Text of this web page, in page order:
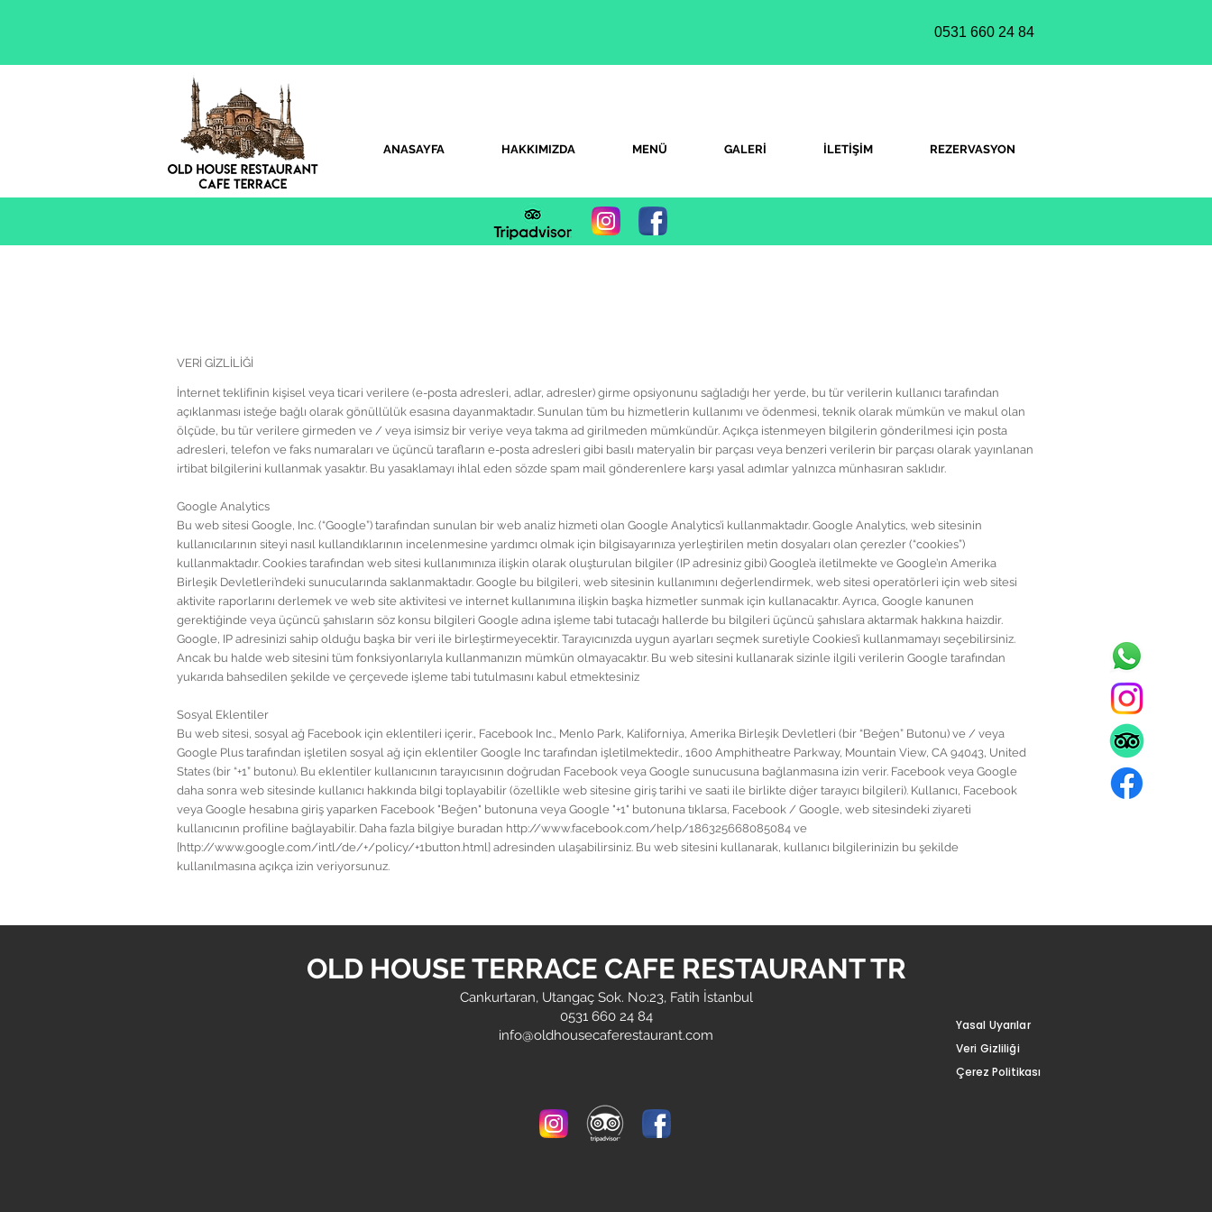
0531 660 24 84
ANASAYFA HAKKIMIZDA MENÜ GALERİ İLETİŞİM REZERVASYON
VERİ GİZLİLİĞİ
İnternet teklifinin kişisel veya ticari verilere (e-posta adresleri, adlar, adresler) girme opsiyonunu sağladığı her yerde, bu tür verilerin kullanıcı tarafından
açıklanması isteğe bağlı olarak gönüllülük esasına dayanmaktadır. Sunulan tüm bu hizmetlerin kullanımı ve ödenmesi, teknik olarak mümkün ve makul olan
ölçüde, bu tür verilere girmeden ve / veya isimsiz bir veriye veya takma ad girilmeden mümkündür. Açıkça istenmeyen bilgilerin gönderilmesi için posta
adresleri, telefon ve faks numaraları ve üçüncü tarafların e-posta adresleri gibi basılı materyalin bir parçası veya benzeri verilerin bir parçası olarak yayınlanan
irtibat bilgilerini kullanmak yasaktır. Bu yasaklamayı ihlal eden sözde spam mail gönderenlere karşı yasal adımlar yalnızca münhasıran saklıdır.
Google Analytics
Bu web sitesi Google, Inc. (“Google”) tarafından sunulan bir web analiz hizmeti olan Google Analytics’i kullanmaktadır. Google Analytics, web sitesinin
kullanıcılarının siteyi nasıl kullandıklarının incelenmesine yardımcı olmak için bilgisayarınıza yerleştirilen metin dosyaları olan çerezler (“cookies”)
kullanmaktadır. Cookies tarafından web sitesi kullanımınıza ilişkin olarak oluşturulan bilgiler (IP adresiniz gibi) Google’a iletilmekte ve Google’ın Amerika
Birleşik Devletleri’ndeki sunucularında saklanmaktadır. Google bu bilgileri, web sitesinin kullanımını değerlendirmek, web sitesi operatörleri için web sitesi
aktivite raporlarını derlemek ve web site aktivitesi ve internet kullanımına ilişkin başka hizmetler sunmak için kullanacaktır. Ayrıca, Google kanunen
gerektiğinde veya üçüncü şahısların söz konsu bilgileri Google adına işleme tabi tutacağı hallerde bu bilgileri üçüncü şahıslara aktarmak hakkına haizdir.
Google, IP adresinizi sahip olduğu başka bir veri ile birleştirmeyecektir. Tarayıcınızda uygun ayarları seçmek suretiyle Cookies’i kullanmamayı seçebilirsiniz.
Ancak bu halde web sitesini tüm fonksiyonlarıyla kullanmanızın mümkün olmayacaktır. Bu web sitesini kullanarak sizinle ilgili verilerin Google tarafından
yukarıda bahsedilen şekilde ve çerçevede işleme tabi tutulmasını kabul etmektesiniz
Sosyal Eklentiler
Bu web sitesi, sosyal ağ Facebook için eklentileri içerir., Facebook Inc., Menlo Park, Kaliforniya, Amerika Birleşik Devletleri (bir “Beğen” Butonu) ve / veya
Google Plus tarafından işletilen sosyal ağ için eklentiler Google Inc tarafından işletilmektedir., 1600 Amphitheatre Parkway, Mountain View, CA 94043, United
States (bir “+1” butonu). Bu eklentiler kullanıcının tarayıcısının doğrudan Facebook veya Google sunucusuna bağlanmasına izin verir. Facebook veya Google
daha sonra web sitesinde kullanıcı hakkında bilgi toplayabilir (özellikle web sitesine giriş tarihi ve saati ile birlikte diğer tarayıcı bilgileri). Kullanıcı, Facebook
veya Google hesabına giriş yaparken Facebook "Beğen" butonuna veya Google "+1" butonuna tıklarsa, Facebook / Google, web sitesindeki ziyareti
kullanıcının profiline bağlayabilir. Daha fazla bilgiye buradan http://www.facebook.com/help/186325668085084 ve
[http://www.google.com/intl/de/+/policy/+1button.html] adresinden ulaşabilirsiniz. Bu web sitesini kullanarak, kullanıcı bilgilerinizin bu şekilde
kullanılmasına açıkça izin veriyorsunuz.
OLD HOUSE TERRACE CAFE RESTAURANT TR
Cankurtaran, Utangaç Sok. No:23, Fatih İstanbul
0531 660 24 84
info@oldhousecaferestaurant.com
Yasal Uyarılar
Veri Gizliliği
Çerez Politikası